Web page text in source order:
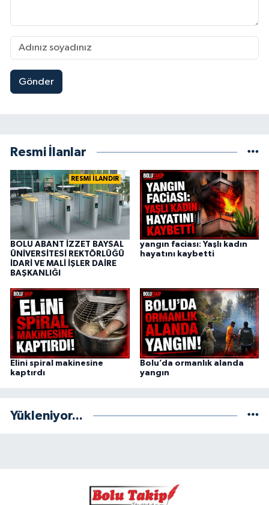
Gönder
Resmi İlanlar
RESMİ İLANDIR
BOLU ABANT İZZET BAYSAL
ÜNİVERSİTESİ REKTÖRLÜĞÜ
İDARİ VE MALİ İŞLER DAİRE
BAŞKANLIĞI
yangın faciası: Yaşlı kadın
hayatını kaybetti
Elini spiral makinesine
kaptırdı
Bolu’da ormanlık alanda
yangın
Yükleniyor...